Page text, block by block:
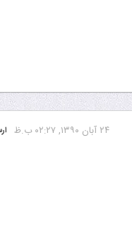
۲۴ آبان ۱۳۹۰, ۰۲:۲۷ ب.ظ